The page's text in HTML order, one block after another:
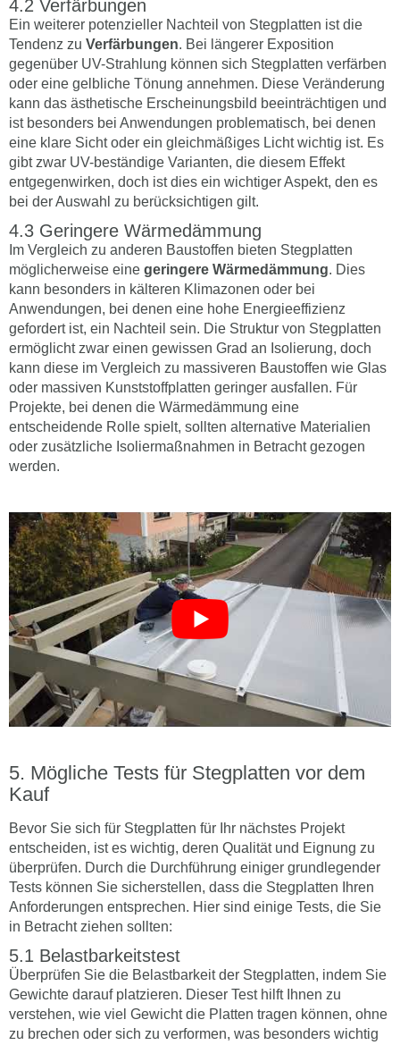
Verfärbungen
Ein weiterer potenzieller Nachteil von Stegplatten ist die
Tendenz zu Verfärbungen. Bei längerer Exposition
gegenüber UV-Strahlung können sich Stegplatten verfärben
oder eine gelbliche Tönung annehmen. Diese Veränderung
kann das ästhetische Erscheinungsbild beeinträchtigen und
ist besonders bei Anwendungen problematisch, bei denen
eine klare Sicht oder ein gleichmäßiges Licht wichtig ist. Es
gibt zwar UV-beständige Varianten, die diesem Effekt
entgegenwirken, doch ist dies ein wichtiger Aspekt, den es
bei der Auswahl zu berücksichtigen gilt.
Geringere Wärmedämmung
Im Vergleich zu anderen Baustoffen bieten Stegplatten
möglicherweise eine geringere Wärmedämmung. Dies
kann besonders in kälteren Klimazonen oder bei
Anwendungen, bei denen eine hohe Energieeffizienz
gefordert ist, ein Nachteil sein. Die Struktur von Stegplatten
ermöglicht zwar einen gewissen Grad an Isolierung, doch
kann diese im Vergleich zu massiveren Baustoffen wie Glas
oder massiven Kunststoffplatten geringer ausfallen. Für
Projekte, bei denen die Wärmedämmung eine
entscheidende Rolle spielt, sollten alternative Materialien
oder zusätzliche Isoliermaßnahmen in Betracht gezogen
werden.
Mögliche Tests für Stegplatten vor dem
Kauf
Bevor Sie sich für Stegplatten für Ihr nächstes Projekt
entscheiden, ist es wichtig, deren Qualität und Eignung zu
überprüfen. Durch die Durchführung einiger grundlegender
Tests können Sie sicherstellen, dass die Stegplatten Ihren
Anforderungen entsprechen. Hier sind einige Tests, die Sie
in Betracht ziehen sollten:
Belastbarkeitstest
Überprüfen Sie die Belastbarkeit der Stegplatten, indem Sie
Gewichte darauf platzieren. Dieser Test hilft Ihnen zu
verstehen, wie viel Gewicht die Platten tragen können, ohne
zu brechen oder sich zu verformen, was besonders wichtig